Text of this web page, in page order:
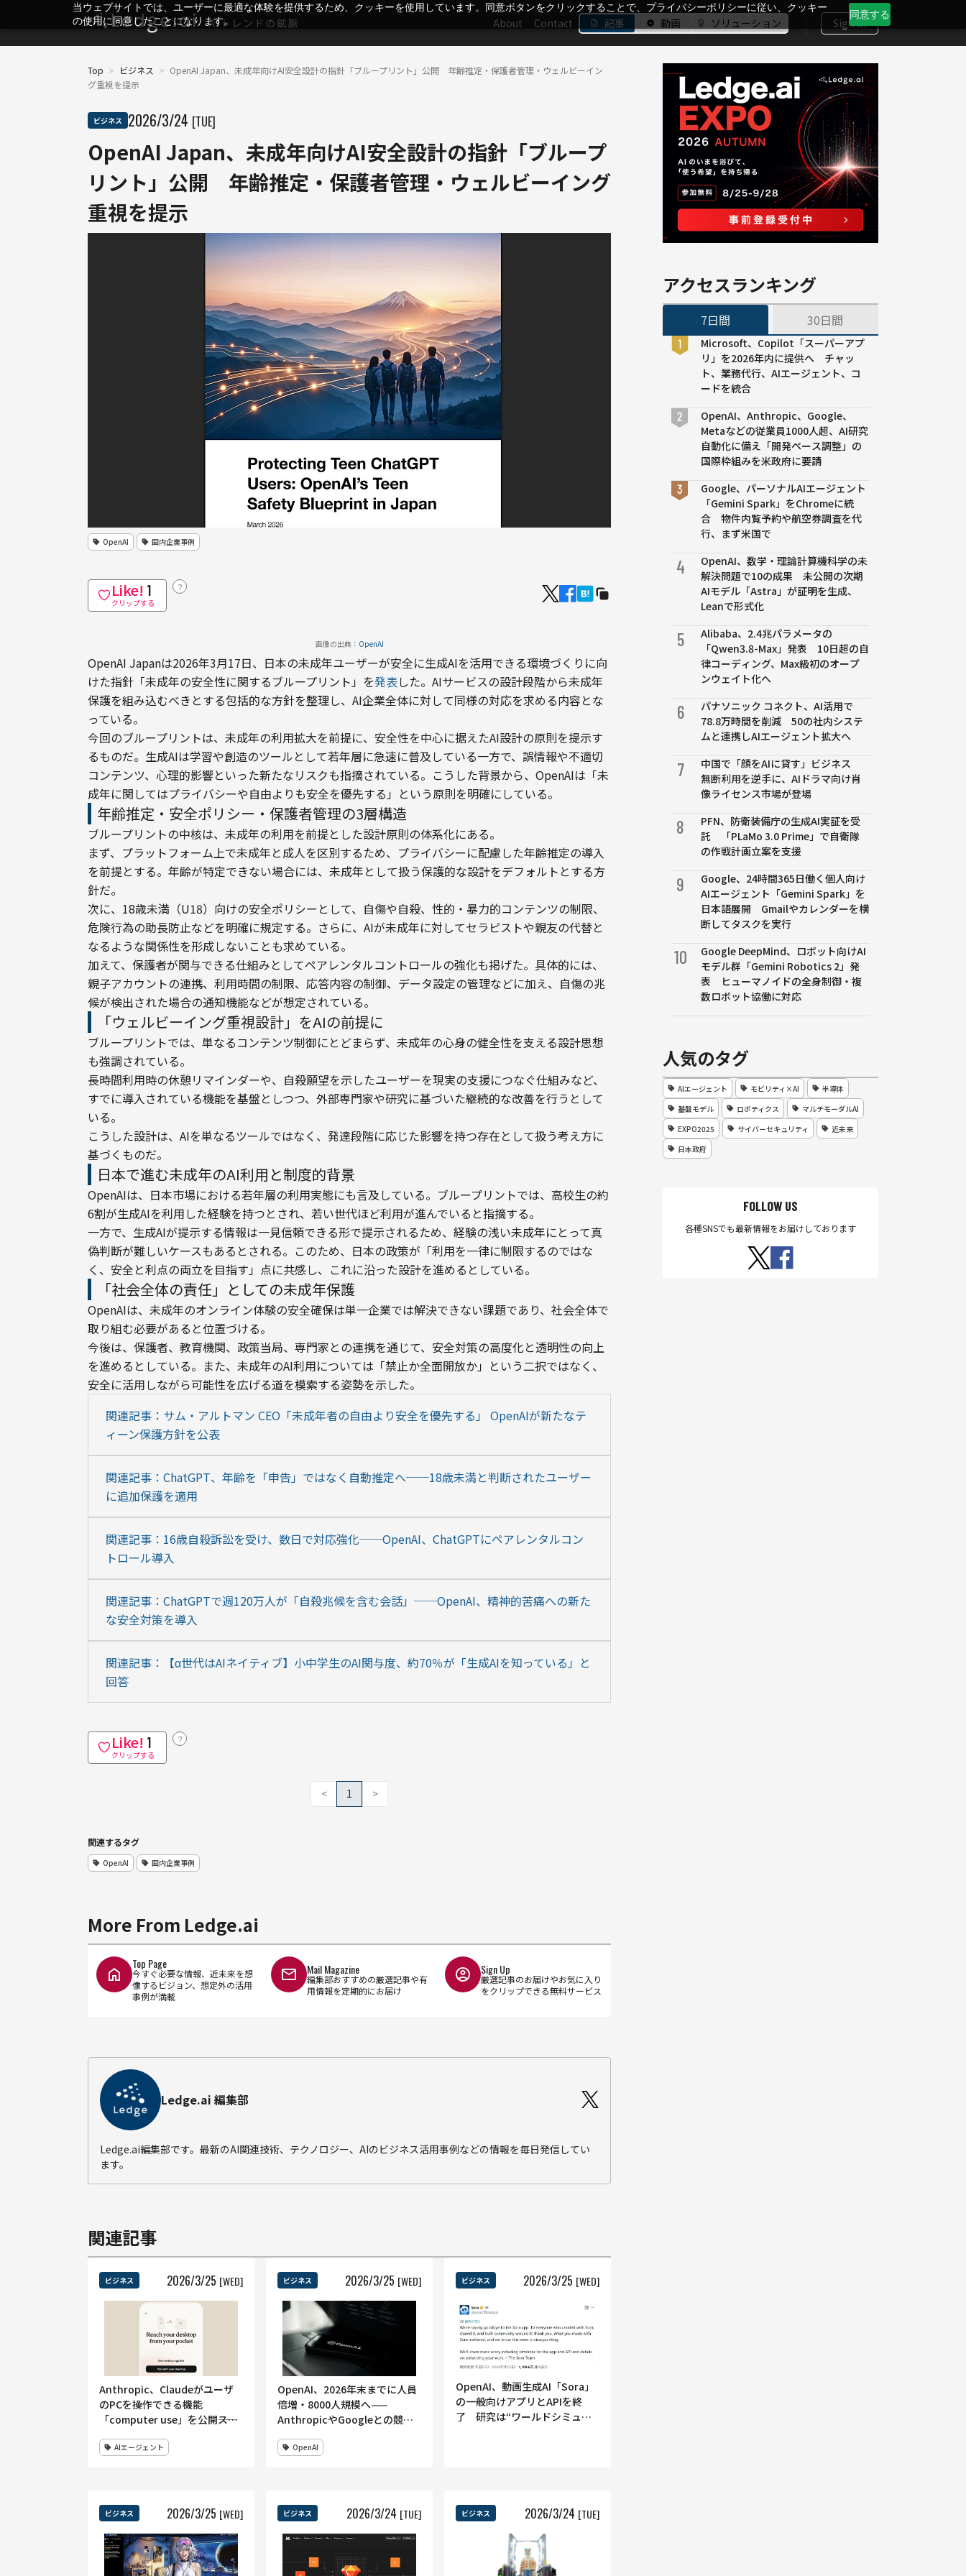
当ウェブサイトでは、ユーザーに最適な体験を提供するため、クッキーを使用しています。同意ボタンをクリックすることで、プライバシーポリシーに従い、クッキー
の使用に同意したことになります。
同意する
About Contact 記事 動画 ソリューション Sign In
Top > ビジネス > OpenAI Japan、未成年向けAI安全設計の指針「ブループリント」公開 年齢推定・保護者管理・ウェルビーイン
グ重視を提示
ビジネス 2026/3/24 [TUE]
OpenAI Japan、未成年向けAI安全設計の指針「ブループ
リント」公開 年齢推定・保護者管理・ウェルビーイング
重視を提示
OpenAI 国内企業事例
Like! 1
クリップする
？
画像の出典： OpenAI
OpenAI Japanは2026年3月17日、日本の未成年ユーザーが安全に生成AIを活用できる環境づくりに向
けた指針「未成年の安全性に関するブループリント」を発表した。AIサービスの設計段階から未成年
保護を組み込むべきとする包括的な方針を整理し、AI企業全体に対して同様の対応を求める内容とな
っている。
今回のブループリントは、未成年の利用拡大を前提に、安全性を中心に据えたAI設計の原則を提示す
るものだ。生成AIは学習や創造のツールとして若年層に急速に普及している一方で、誤情報や不適切
コンテンツ、心理的影響といった新たなリスクも指摘されている。こうした背景から、OpenAIは「未
成年に関してはプライバシーや自由よりも安全を優先する」という原則を明確にしている。
年齢推定・安全ポリシー・保護者管理の3層構造
ブループリントの中核は、未成年の利用を前提とした設計原則の体系化にある。
まず、プラットフォーム上で未成年と成人を区別するため、プライバシーに配慮した年齢推定の導入
を前提とする。年齢が特定できない場合には、未成年として扱う保護的な設計をデフォルトとする方
針だ。
次に、18歳未満（U18）向けの安全ポリシーとして、自傷や自殺、性的・暴力的コンテンツの制限、
危険行為の助長防止などを明確に規定する。さらに、AIが未成年に対してセラピストや親友の代替と
なるような関係性を形成しないことも求めている。
加えて、保護者が関与できる仕組みとしてペアレンタルコントロールの強化も掲げた。具体的には、
親子アカウントの連携、利用時間の制限、応答内容の制御、データ設定の管理などに加え、自傷の兆
候が検出された場合の通知機能などが想定されている。
「ウェルビーイング重視設計」をAIの前提に
ブループリントでは、単なるコンテンツ制御にとどまらず、未成年の心身の健全性を支える設計思想
も強調されている。
長時間利用時の休憩リマインダーや、自殺願望を示したユーザーを現実の支援につなぐ仕組みなど、
すでに導入されている機能を基盤としつつ、外部専門家や研究に基づいた継続的な改善を行うとして
いる。
こうした設計は、AIを単なるツールではなく、発達段階に応じた影響を持つ存在として扱う考え方に
基づくものだ。
日本で進む未成年のAI利用と制度的背景
OpenAIは、日本市場における若年層の利用実態にも言及している。ブループリントでは、高校生の約
6割が生成AIを利用した経験を持つとされ、若い世代ほど利用が進んでいると指摘する。
一方で、生成AIが提示する情報は一見信頼できる形で提示されるため、経験の浅い未成年にとって真
偽判断が難しいケースもあるとされる。このため、日本の政策が「利用を一律に制限するのではな
く、安全と利点の両立を目指す」点に共感し、これに沿った設計を進めるとしている。
「社会全体の責任」としての未成年保護
OpenAIは、未成年のオンライン体験の安全確保は単一企業では解決できない課題であり、社会全体で
取り組む必要があると位置づける。
今後は、保護者、教育機関、政策当局、専門家との連携を通じて、安全対策の高度化と透明性の向上
を進めるとしている。また、未成年のAI利用については「禁止か全面開放か」という二択ではなく、
安全に活用しながら可能性を広げる道を模索する姿勢を示した。
関連記事：サム・アルトマン CEO「未成年者の自由より安全を優先する」 OpenAIが新たなテ
ィーン保護方針を公表
関連記事：ChatGPT、年齢を「申告」ではなく自動推定へ──18歳未満と判断されたユーザー
に追加保護を適用
関連記事：16歳自殺訴訟を受け、数日で対応強化──OpenAI、ChatGPTにペアレンタルコン
トロール導入
関連記事：ChatGPTで週120万人が「自殺兆候を含む会話」──OpenAI、精神的苦痛への新た
な安全対策を導入
関連記事：【α世代はAIネイティブ】小中学生のAI関与度、約70％が「生成AIを知っている」と
回答
Like! 1
クリップする
？
< 1 >
関連するタグ
OpenAI 国内企業事例
More From Ledge.ai
Top Page
今すぐ必要な情報、近未来を想
像するビジョン、想定外の活用
事例が満載
Mail Magazine
編集部おすすめの厳選記事や有
用情報を定期的にお届け
Sign Up
厳選記事のお届けやお気に入り
をクリップできる無料サービス
Ledge.ai 編集部
Ledge.ai編集部です。最新のAI関連技術、テクノロジー、AIのビジネス活用事例などの情報を毎日発信してい
ます。
関連記事
ビジネス 2026/3/25 [WED]
Anthropic、Claudeがユーザ
のPCを操作できる機能
「computer use」を公開――スマ
とも可能に
AIエージェント
ビジネス 2026/3/25 [WED]
OpenAI、2026年末までに人員
倍増・8000人規模へ——
AnthropicやGoogleとの競争
用加速か
OpenAI
ビジネス 2026/3/25 [WED]
OpenAI、動画生成AI「Sora」
の一般向けアプリとAPIを終
了 研究は“ワールドシミュレ
ビジネス 2026/3/25 [WED] ビジネス 2026/3/24 [TUE] ビジネス 2026/3/24 [TUE]
アクセスランキング
7日間 30日間
Microsoft、Copilot「スーパーアプ
リ」を2026年内に提供へ チャッ
ト、業務代行、AIエージェント、コ
ードを統合
OpenAI、Anthropic、Google、
Metaなどの従業員1000人超、AI研究
自動化に備え「開発ペース調整」の
国際枠組みを米政府に要請
Google、パーソナルAIエージェント
「Gemini Spark」をChromeに統
合 物件内覧予約や航空券調査を代
行、まず米国で
4
OpenAI、数学・理論計算機科学の未
解決問題で10の成果 未公開の次期
AIモデル「Astra」が証明を生成、
Leanで形式化
5
Alibaba、2.4兆パラメータの
「Qwen3.8-Max」発表 10日超の自
律コーディング、Max級初のオープ
ンウェイト化へ
6
パナソニック コネクト、AI活用で
78.8万時間を削減 50の社内システ
ムと連携しAIエージェント拡大へ
7
中国で「顔をAIに貸す」ビジネス
無断利用を逆手に、AIドラマ向け肖
像ライセンス市場が登場
8
PFN、防衛装備庁の生成AI実証を受
託 「PLaMo 3.0 Prime」で自衛隊
の作戦計画立案を支援
9
Google、24時間365日働く個人向け
AIエージェント「Gemini Spark」を
日本語展開 Gmailやカレンダーを横
断してタスクを実行
10
Google DeepMind、ロボット向けAI
モデル群「Gemini Robotics 2」発
表 ヒューマノイドの全身制御・複
数ロボット協働に対応
人気のタグ
AIエージェント モビリティ×AI
半導体
基盤モデル
ロボティクス
マルチモーダルAI
EXPO2025
サイバーセキュリティ
近未来
日本政府
FOLLOW US
各種SNSでも最新情報をお届けしております